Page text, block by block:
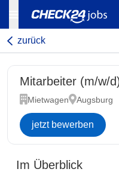
zurück
Mitarbeiter (m/w/
Mietwagen Augsburg
jetzt bewerben
Im Überblick